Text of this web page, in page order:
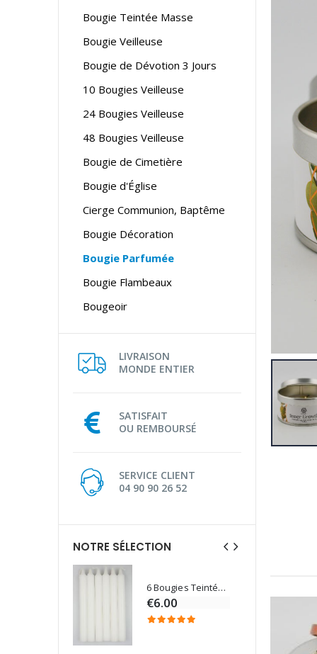
Bougie Teintée Masse
Bougie Veilleuse
Bougie de Dévotion 3 Jours
10 Bougies Veilleuse
24 Bougies Veilleuse
48 Bougies Veilleuse
Bougie de Cimetière
Bougie d'Église
Cierge Communion, Baptême
Bougie Décoration
Bougie Parfumée
Bougie Flambeaux
Bougeoir
LIVRAISON
MONDE ENTIER
SATISFAIT
OU REMBOURSÉ
SERVICE CLIENT
04 90 90 26 52
NOTRE SÉLECTION
6 Bougies Teintées Masse Couleur Blanche
€6.00